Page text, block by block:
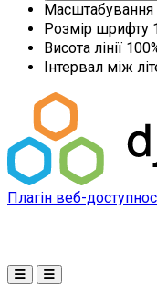
Масштабування
Розмір шрифту
Висота лінії 100
Інтервал між
Плагін веб-